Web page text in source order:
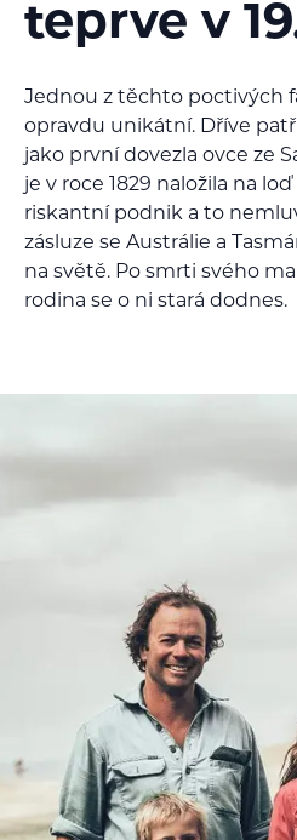
teprve v
Jednou z těchto poctivých
opravdu unikátní. Dříve
jako první dovezla ovce ze
je v roce 1829 naložila na
riskantní podnik a to
zásluze se Austrálie a
na světě. Po smrti svého
rodina se o ni stará dodnes.